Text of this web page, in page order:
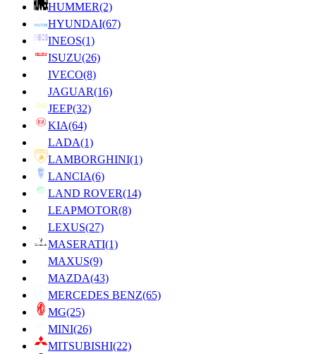
HUMMER(2)
HYUNDAI(67)
INEOS(1)
ISUZU(26)
IVECO(8)
JAGUAR(16)
JEEP(32)
KIA(64)
LADA(1)
LAMBORGHINI(1)
LANCIA(6)
LAND ROVER(14)
LEAPMOTOR(8)
LEXUS(27)
MASERATI(1)
MAXUS(9)
MAZDA(43)
MERCEDES BENZ(65)
MG(25)
MINI(26)
MITSUBISHI(22)